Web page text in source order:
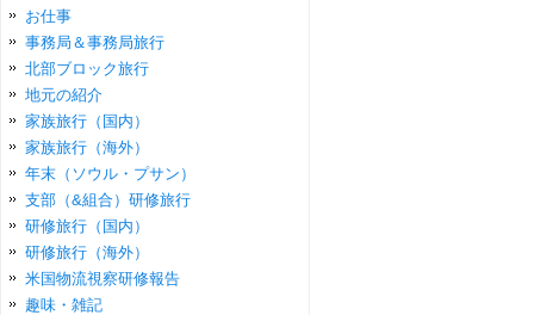
お仕事
事務局＆事務局旅行
北部ブロック旅行
地元の紹介
家族旅行（国内）
家族旅行（海外）
年末（ソウル・プサン）
支部（&組合）研修旅行
研修旅行（国内）
研修旅行（海外）
米国物流視察研修報告
趣味・雑記